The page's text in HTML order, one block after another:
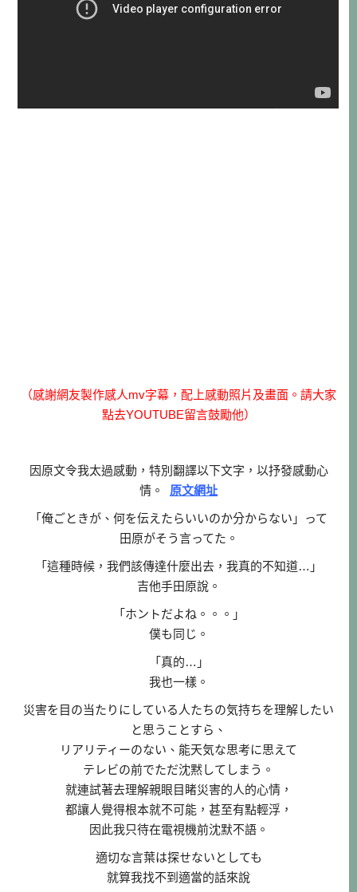
（感謝網友製作感人mv字幕，配上感動照片及畫面。請大家
點去YOUTUBE留言鼓勵他）
因原文令我太過感動，特別翻譯以下文字，以抒發感動心
情。 原文網址
「俺ごときが、何を伝えたらいいのか分からない」って
田原がそう言ってた。
「這種時候，我們該傳達什麼出去，我真的不知道…」
吉他手田原說。
「ホントだよね。。。」
僕も同じ。
「真的…」
我也一樣。
災害を目の当たりにしている人たちの気持ちを理解したい
と思うことすら、
リアリティーのない、能天気な思考に思えて
テレビの前でただ沈黙してしまう。
就連試著去理解親眼目睹災害的人的心情，
都讓人覺得根本就不可能，甚至有點輕浮，
因此我只待在電視機前沈默不語。
適切な言葉は探せないとしても
就算我找不到適當的話來說